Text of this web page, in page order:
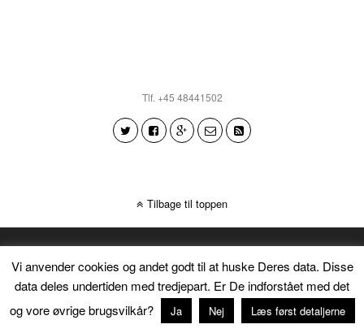
Tlf. +45 48441502
Vi anvender cookies og andet godt til at huske Deres data. Disse
data deles undertiden med tredjepart. Er De indforstået med det
og vore øvrige brugsvilkår?
Ja Nej Læs først detaljerne
Tilbage til toppen